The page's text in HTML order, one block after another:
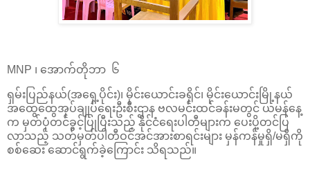
MNP ၊ အောက်တိုဘာ ၆
ရှမ်းပြည်နယ်(အရှေ့ပိုင်း)၊ မိုင်းယောင်းခရိုင်၊ မိုင်းယောင်းမြို့နယ်
အထွေထွေအုပ်ချုပ်ရေးဦးစီးဌာန ဗလမင်းထင်ခန်းမတွင် ယမန်နေ့
က မှတ်ပုံတင်ခွင့်ပြုပြီးသည့် နိုင်ငံရေးပါတီများက ပေးပို့တင်ပြ
လာသည့် သတ်မှတ်ပါတီဝင်အင်အားစာရင်းများ မှန်ကန်မှုရှိ/မရှိကို
စစ်ဆေး ဆောင်ရွက်ခဲ့ကြောင်း သိရသည်။